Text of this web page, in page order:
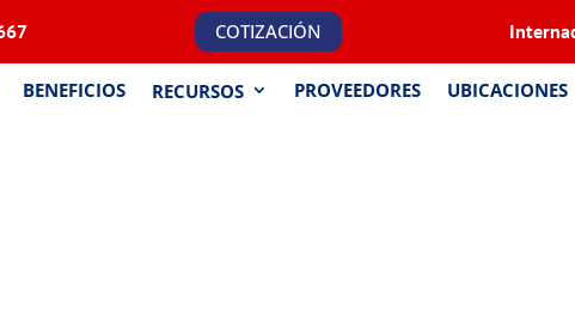
COTIZACIÓN
BENEFICIOS RECURSOS PROVEEDORES UBICACIONES